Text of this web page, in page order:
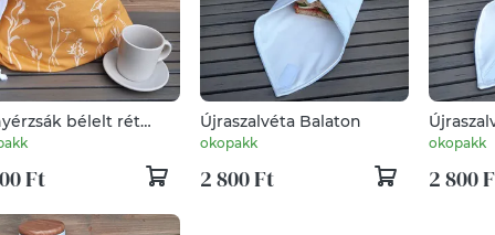
bélelt rét
Ft
Újraszalvéta Balaton
okopakk
2 800 Ft
okopakk
2 800